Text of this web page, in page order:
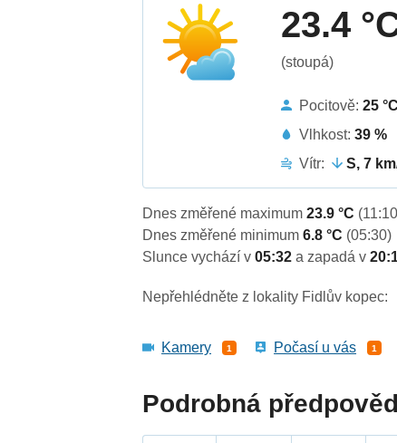
23.4
(stoupá)
Pocitově:25 °C
Vlhkost:39 %
Vítr:
S, 7
Dnes změřené maximum23.9 °C
Dnes změřené minimum6.8 °C (05:30)
Slunce vychází v05:32a zapadá v
Nepřehlédněte z lokality Fidlův kopec:
Kamery 1 Počasí u vás 1
Podrobná